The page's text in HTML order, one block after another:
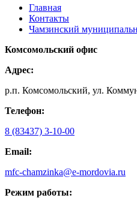
Главная
Контакты
Чамзинский
Комсомольский офис
Адрес:
р.п. Комсомольский, ул.
Телефон:
8 (83437) 3-10-00
Email:
mfc-chamzinka@e-mordovia.ru
Режим работы: